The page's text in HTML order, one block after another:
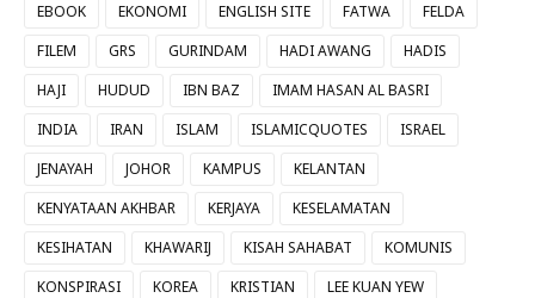
EBOOK
EKONOMI ENGLISH SITE FATWA
FELDA
FILEM
GRS GURINDAM HADI AWANG
HADIS
HAJI
HUDUD IBN BAZ
IMAM HASAN AL BASRI
INDIA
IRAN ISLAM ISLAMICQUOTES
ISRAEL
JENAYAH
JOHOR KAMPUS
KELANTAN
KENYATAAN AKHBAR
KERJAYA
KESELAMATAN
KESIHATAN
KHAWARIJ KISAH SAHABAT
KOMUNIS
KONSPIRASI
KOREA KRISTIAN
LEE KUAN YEW